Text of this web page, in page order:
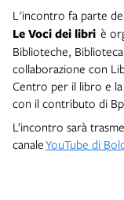
L'incontro fa parte
Le Voci dei libri è
Biblioteche,
collaborazione con
Centro per il libro e
con il contributo di
L’incontro sarà
canaleYouTube di